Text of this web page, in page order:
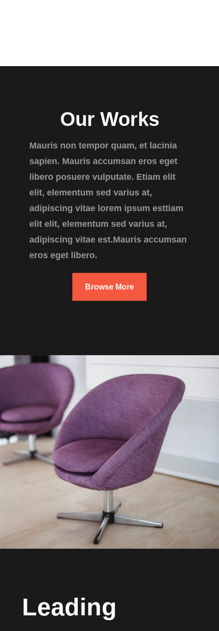
Our Works
Mauris non tempor quam, et lacinia
sapien. Mauris accumsan eros eget
libero posuere vulputate. Etiam elit
elit, elementum sed varius at,
adipiscing vitae lorem ipsum esttiam
elit elit, elementum sed varius at,
adipiscing vitae est.Mauris accumsan
eros eget libero.
Browse More
Leading